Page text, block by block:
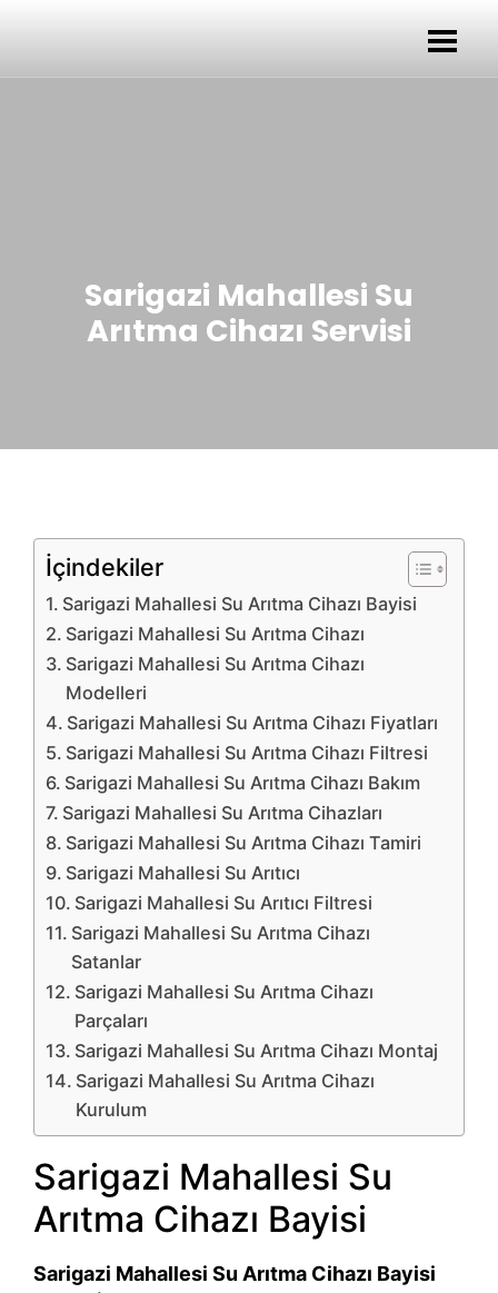
Sarigazi Mahallesi Su
Arıtma Cihazı Servisi
İçindekiler
Sarigazi Mahallesi Su Arıtma Cihazı Bayisi
Sarigazi Mahallesi Su Arıtma Cihazı
Sarigazi Mahallesi Su Arıtma Cihazı
Modelleri
Sarigazi Mahallesi Su Arıtma Cihazı Fiyatları
Sarigazi Mahallesi Su Arıtma Cihazı Filtresi
Sarigazi Mahallesi Su Arıtma Cihazı Bakım
Sarigazi Mahallesi Su Arıtma Cihazları
Sarigazi Mahallesi Su Arıtma Cihazı Tamiri
Sarigazi Mahallesi Su Arıtıcı
Sarigazi Mahallesi Su Arıtıcı Filtresi
Sarigazi Mahallesi Su Arıtma Cihazı
Satanlar
Sarigazi Mahallesi Su Arıtma Cihazı
Parçaları
Sarigazi Mahallesi Su Arıtma Cihazı Montaj
Sarigazi Mahallesi Su Arıtma Cihazı
Kurulum
Sarigazi Mahallesi Su
Arıtma Cihazı Bayisi
Sarigazi Mahallesi Su Arıtma Cihazı Bayisi